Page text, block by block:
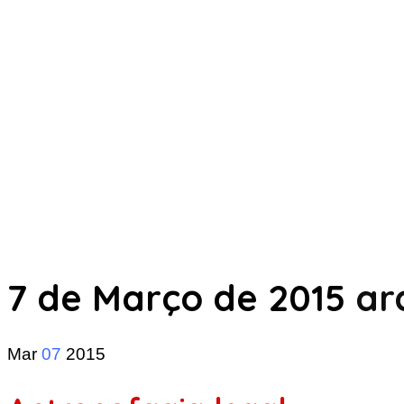
7 de Março de 2015
Mar 07 2015